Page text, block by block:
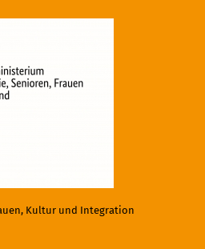
Kultur und Integration